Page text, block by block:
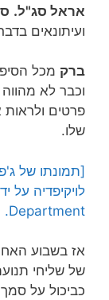
אראל סג"ל.
ועיתונאים
ברק מכל
וכבר לא
פרטים
שלו.
[תמונתו של
Department. התמונה היא נחלת הכלל]
אז בשבוע
של שליחי
כביכול על